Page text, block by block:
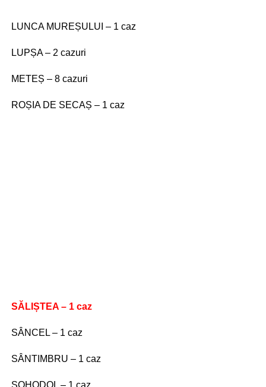
LUNCA MUREȘULUI – 1 caz
LUPȘA – 2 cazuri
METEȘ – 8 cazuri
ROȘIA DE SECAȘ – 1 caz
SĂLIȘTEA – 1 caz
SÂNCEL – 1 caz
SÂNTIMBRU – 1 caz
SOHODOL – 1 caz